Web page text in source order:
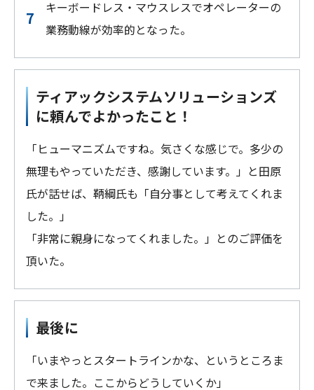
キーボードレス・マウスレスでオペレーターの
業務動線が効率的となった。
ティアックシステムソリューションズ
に頼んでよかったこと！
「ヒューマニズムですね。気さくな感じで。多少の
無理もやっていただき、感謝しています。」と田原
氏が話せば、鞆綱氏も「自分事として考えてくれま
した。」
「非常に親身になってくれました。」とのご評価を
頂いた。
最後に
「いまやっとスタートラインかな、というところま
で来ました。ここからどうしていくか」